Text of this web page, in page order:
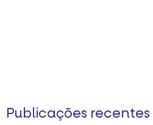
Publicações recentes